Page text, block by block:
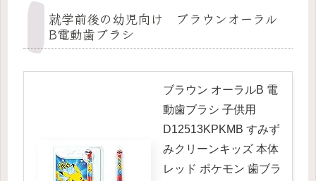
就学前後の幼児向け ブラウンオーラル
B電動歯ブラシ
ブラウン オーラルB 電
動歯ブラシ 子供用
D12513KPKMB すみず
みクリーンキッズ 本体
レッド ポケモン 歯ブラ